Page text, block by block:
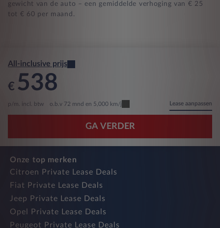
gewicht van de auto – een gemiddelde verhoging van € 25
tot € 60 per maand.
All-inclusive prijs
€ 538
p/m. incl. btw o.b.v 72 mnd en 5,000 km/j Lease aanpassen
GA VERDER
Onze top merken
Citroen Private Lease Deals
Fiat Private Lease Deals
Jeep Private Lease Deals
Opel Private Lease Deals
Peugeot Private Lease Deals